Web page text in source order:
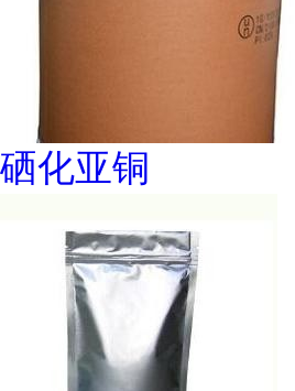
硒化亚铜